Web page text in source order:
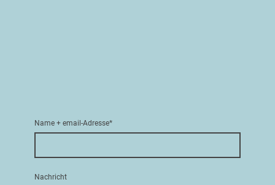
Name + email-Adresse*
Nachricht